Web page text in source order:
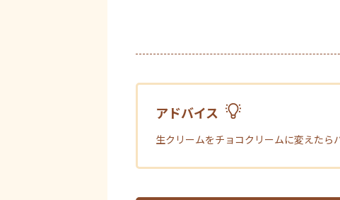
アドバイス
生クリームをチョコクリームに変えたら